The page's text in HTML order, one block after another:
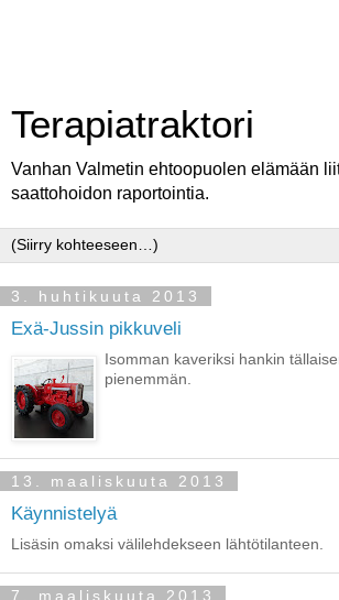
Terapiatraktori
Vanhan Valmetin ehtoopuolen elämään
saattohoidon raportointia.
3. huhtikuuta 2013
Exä-Jussin pikkuveli
Isomman kaveriksi hankin
pienemmän.
13. maaliskuuta 2013
Käynnistelyä
Lisäsin omaksi välilehdekseen lähtötilanteen.
7. maaliskuuta 2013